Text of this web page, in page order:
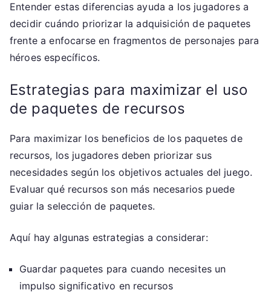
Entender estas diferencias ayuda a los jugadores a
decidir cuándo priorizar la adquisición de paquetes
frente a enfocarse en fragmentos de personajes para
héroes específicos.
Estrategias para maximizar el uso
de paquetes de recursos
Para maximizar los beneficios de los paquetes de
recursos, los jugadores deben priorizar sus
necesidades según los objetivos actuales del juego.
Evaluar qué recursos son más necesarios puede
guiar la selección de paquetes.
Aquí hay algunas estrategias a considerar:
Guardar paquetes para cuando necesites un
impulso significativo en recursos